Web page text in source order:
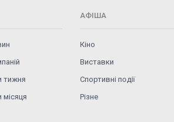
тижня
АФІША
Кіно
Виставки
Спортивні події
Різне